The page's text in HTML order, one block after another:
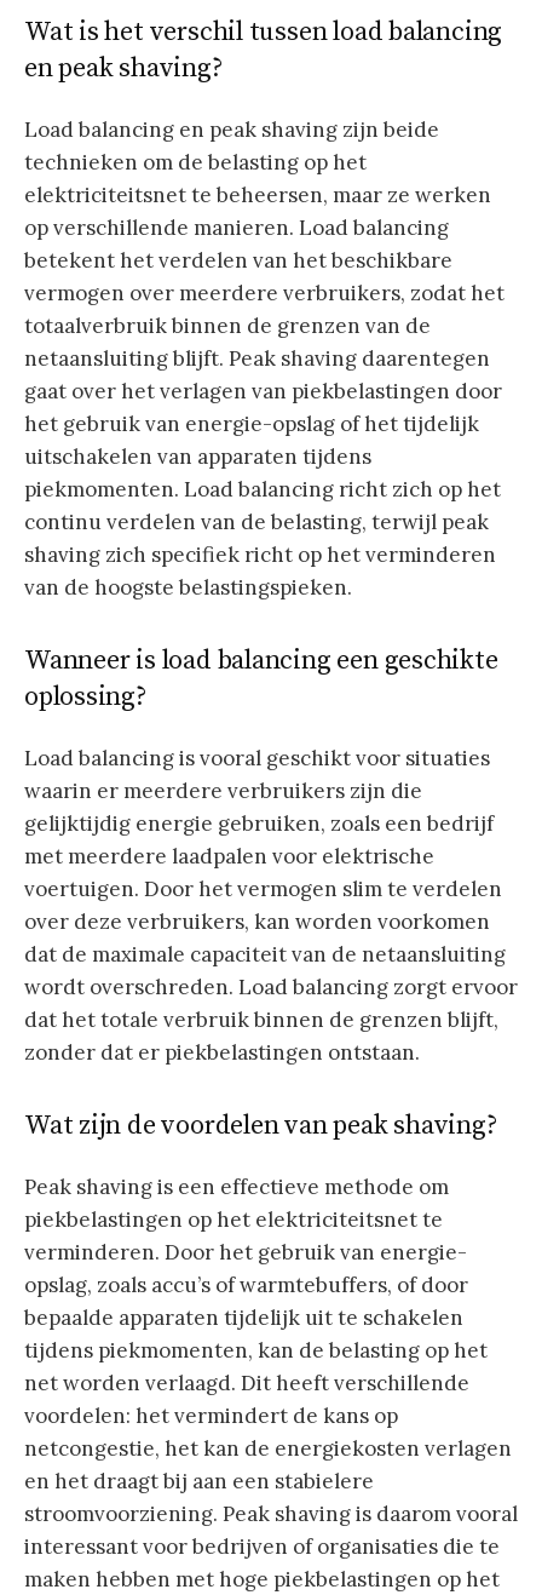
Wat is het verschil tussen load balancing
en peak shaving?
Load balancing en peak shaving zijn beide
technieken om de belasting op het
elektriciteitsnet te beheersen, maar ze werken
op verschillende manieren. Load balancing
betekent het verdelen van het beschikbare
vermogen over meerdere verbruikers, zodat het
totaalverbruik binnen de grenzen van de
netaansluiting blijft. Peak shaving daarentegen
gaat over het verlagen van piekbelastingen door
het gebruik van energie-opslag of het tijdelijk
uitschakelen van apparaten tijdens
piekmomenten. Load balancing richt zich op het
continu verdelen van de belasting, terwijl peak
shaving zich specifiek richt op het verminderen
van de hoogste belastingspieken.
Wanneer is load balancing een geschikte
oplossing?
Load balancing is vooral geschikt voor situaties
waarin er meerdere verbruikers zijn die
gelijktijdig energie gebruiken, zoals een bedrijf
met meerdere laadpalen voor elektrische
voertuigen. Door het vermogen slim te verdelen
over deze verbruikers, kan worden voorkomen
dat de maximale capaciteit van de netaansluiting
wordt overschreden. Load balancing zorgt ervoor
dat het totale verbruik binnen de grenzen blijft,
zonder dat er piekbelastingen ontstaan.
Wat zijn de voordelen van peak shaving?
Peak shaving is een effectieve methode om
piekbelastingen op het elektriciteitsnet te
verminderen. Door het gebruik van energie-
opslag, zoals accu’s of warmtebuffers, of door
bepaalde apparaten tijdelijk uit te schakelen
tijdens piekmomenten, kan de belasting op het
net worden verlaagd. Dit heeft verschillende
voordelen: het vermindert de kans op
netcongestie, het kan de energiekosten verlagen
en het draagt bij aan een stabielere
stroomvoorziening. Peak shaving is daarom vooral
interessant voor bedrijven of organisaties die te
maken hebben met hoge piekbelastingen op het